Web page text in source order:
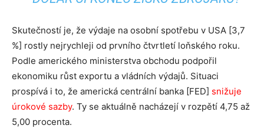
Skutečností je, že výdaje na osobní spotřebu v USA [3,7
%] rostly nejrychleji od prvního čtvrtletí loňského roku.
Podle amerického ministerstva obchodu podpořil
ekonomiku růst exportu a vládních výdajů. Situaci
prospívá i to, že americká centrální banka [FED] snižuje
úrokové sazby. Ty se aktuálně nacházejí v rozpětí 4,75 až
5,00 procenta.